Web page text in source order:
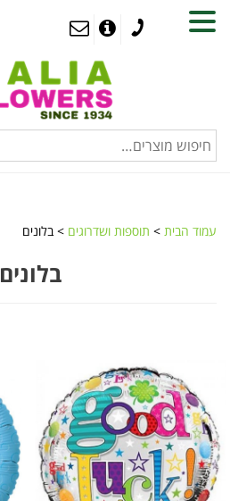
עמוד הבית > תוספות ושדרוגים > בלונים
בלונים